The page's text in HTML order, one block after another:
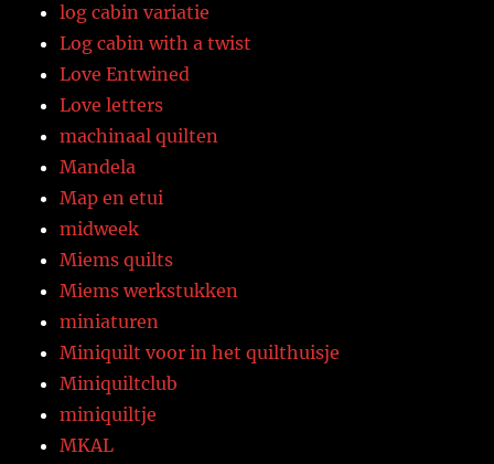
log cabin variatie
Log cabin with a twist
Love Entwined
Love letters
machinaal quilten
Mandela
Map en etui
midweek
Miems quilts
Miems werkstukken
miniaturen
Miniquilt voor in het quilthuisje
Miniquiltclub
miniquiltje
MKAL